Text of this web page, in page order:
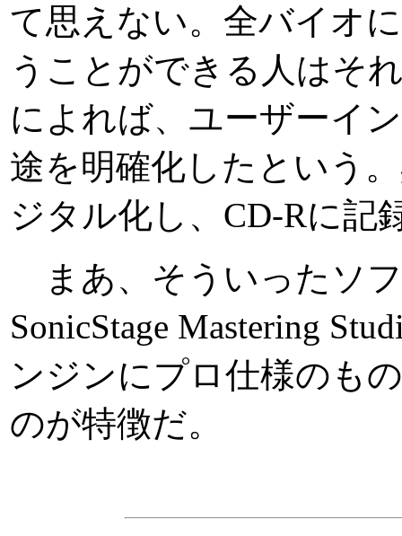
て思えない。全バイオ
うことができる人はそ
によれば、ユーザーイ
途を明確化したという
ジタル化し、CD-Rに記
まあ、そういったソ
SonicStage Mastering
ンジンにプロ仕様のも
のが特徴だ。